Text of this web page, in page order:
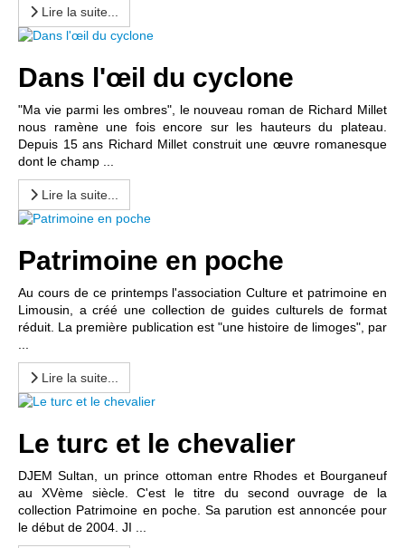
Lire la suite...
Dans l'œil du cyclone
"Ma vie parmi les ombres", le nouveau roman de Richard Millet
nous ramène une fois encore sur les hauteurs du plateau.
Depuis 15 ans Richard Millet construit une œuvre romanesque
dont le champ ...
Lire la suite...
Patrimoine en poche
Au cours de ce printemps l'association Culture et patrimoine en
Limousin, a créé une collection de guides culturels de format
réduit. La première publication est "une histoire de limoges", par
Lire la suite...
Le turc et le chevalier
DJEM Sultan, un prince ottoman entre Rhodes et Bourganeuf
au XVème siècle. C'est le titre du second ouvrage de la
collection Patrimoine en poche. Sa parution est annoncée pour
le début de 2004. JI ...